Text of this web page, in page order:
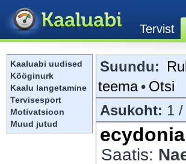
Kaaluabi uudised
Kööginurk
Kaalu langetamine
Tervisesport
Motivatsioon
Muud jutud
Suundu:
teema • Otsi
Asukoht: 1 /
Saatis: